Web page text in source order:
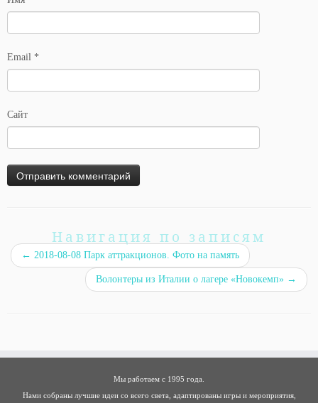
Email *
Сайт
Навигация по записям
← 2018-08-08 Парк аттракционов. Фото на память
Волонтеры из Италии о лагере «Новокемп» →
Мы работаем с 1995 года.
Нами собраны лучшие идеи со всего света, адаптированы игры и мероприятия,